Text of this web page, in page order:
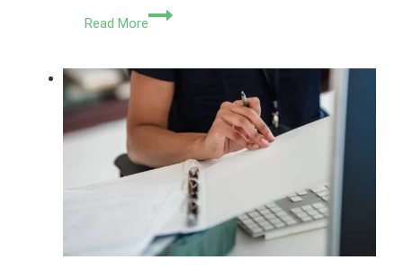
Read More
Cara
Perusahaan
Ketentuan